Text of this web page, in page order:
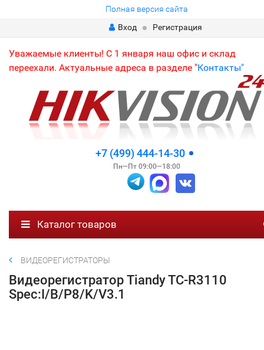
Полная версия сайта
Вход
Регистрация
Уважаемые клиенты! С 1 января наш офис и склад
переехали. Актуальные адреса в разделе "Контакты"
+7 (499) 444-14-30
Пн—Пт 09:00—18:00
Каталог товаров
ВИДЕОРЕГИСТРАТОРЫ
Видеорегистратор Tiandy TC-R3110
Spec:I/B/P8/K/V3.1